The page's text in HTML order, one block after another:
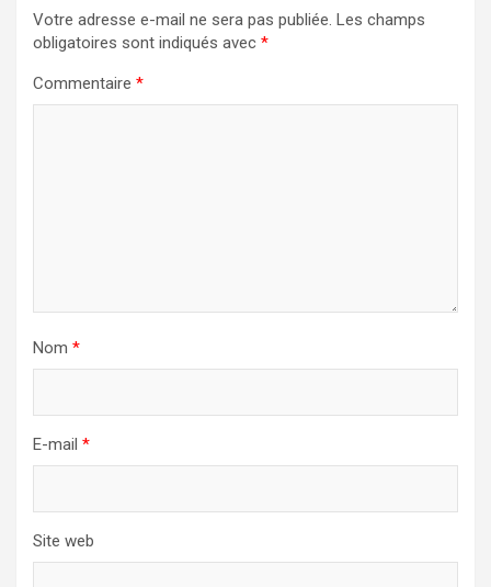
Votre adresse e-mail ne sera pas publiée. Les champs
obligatoires sont indiqués avec *
Commentaire *
Nom *
E-mail *
Site web